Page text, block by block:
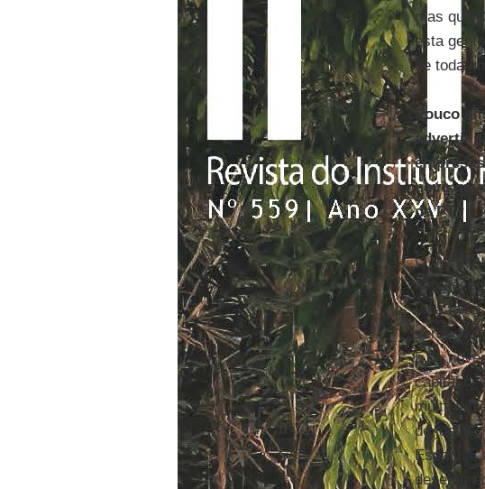
mas que
esta
de toda
Pouco
advertir
novo
de PT?
O que
uma falsa
verdade.
5 de
capital
muita
de
Espanha,